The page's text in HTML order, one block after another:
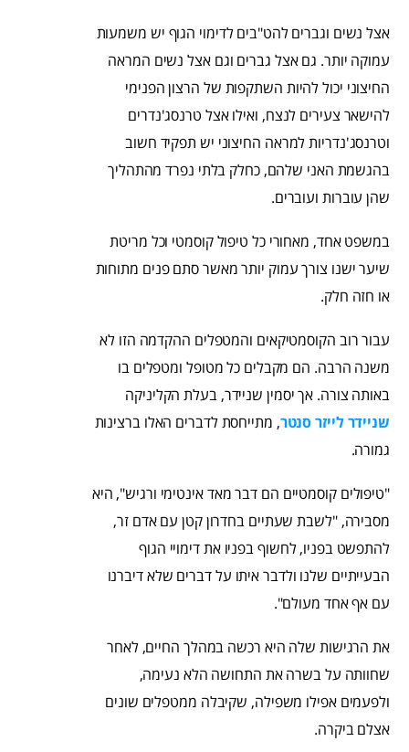
אצל נשים וגברים להט"בים לדימוי הגוף יש משמעות
עמוקה יותר. גם אצל גברים וגם אצל נשים המראה
החיצוני יכול להיות השתקפות של הרצון הפנימי
להישאר צעירים לנצח, ואילו אצל טרנסג'נדרים
וטרנסג'נדריות למראה החיצוני יש תפקיד חשוב
בהגשמת האני שלהם, כחלק בלתי נפרד מהתהליך
שהן עוברות ועוברים.
במשפט אחד, מאחורי כל טיפול קוסמטי וכל מריטת
שיער ישנו צורך עמוק יותר מאשר סתם פנים מתוחות
או חזה חלק.
עבור רוב הקוסמטיקאים והמטפלים ההקדמה הזו לא
משנה הרבה. הם מקבלים כל מטופל ומטפלים בו
באותה צורה. אך יסמין שניידר, בעלת הקליניקה
שניידר לייזר סנטר, מתייחסת לדברים האלו ברצינות
גמורה.
"טיפולים קוסמטיים הם דבר מאד אינטימי ורגיש", היא
מסבירה, "לשבת שעתיים בחדרון קטן עם אדם זר,
להתפשט בפניו, לחשוף בפניו את דימויי הגוף
הבעייתיים שלנו ולדבר איתו על דברים שלא דיברנו
עם אף אחד מעולם".
את הרגישות שלה היא רכשה במהלך החיים, לאחר
שחוותה על בשרה את התחושה הלא נעימה,
ולפעמים אפילו משפילה, שקיבלה ממטפלים שונים
אצלם ביקרה.